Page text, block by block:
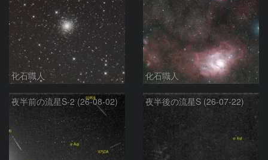
化石職人 化石職人
夜半前の流星S-2 (26-08-02) 夜半後の流星S (26-07-22)